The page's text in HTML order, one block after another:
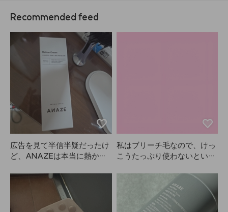
Recommended feed
広告を見て半信半疑だったけ
ど、ANAZEは本当に熱から
良くなった気がします！ツヤ
ツヤ！これからももっとしっ
かり使ってみます！
私はブリーチ毛なので、けっ
こうたっぷり使わないといけ
ラになる感じはあまりありま
せんでした。